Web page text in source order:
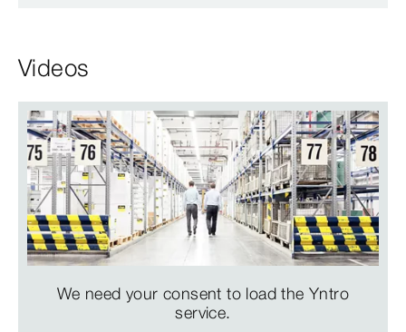
Videos
We need your consent to load the Yntro
service.